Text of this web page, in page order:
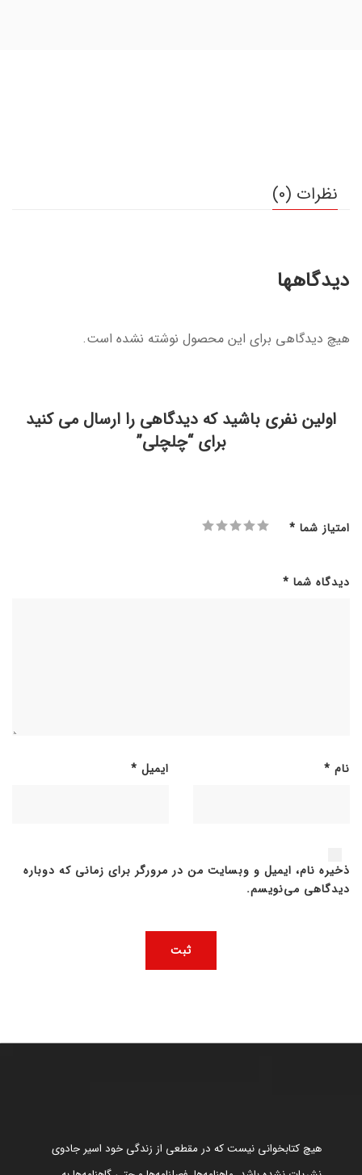
نظرات (0)
دیدگاهها
هیچ دیدگاهی برای این محصول نوشته نشده است.
اولین نفری باشید که دیدگاهی را ارسال می کنید
برای “چلچلی”
امتیاز شما *
دیدگاه شما *
نام * ایمیل *
ذخیره نام، ایمیل و وبسایت من در مرورگر برای زمانی که دوباره
دیدگاهی می‌نویسم.
هیچ کتابخوانی نیست که در مقطعی از زندگی خود اسیر جادوی